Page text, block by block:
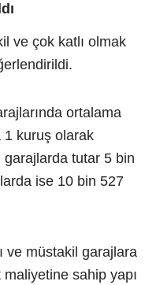
ve çok katlı olmak
ortalama
1 kuruş olarak
garajlarda tutar 5 bin
ise 10 bin 527
ve müstakil garajlara
sahip yapı